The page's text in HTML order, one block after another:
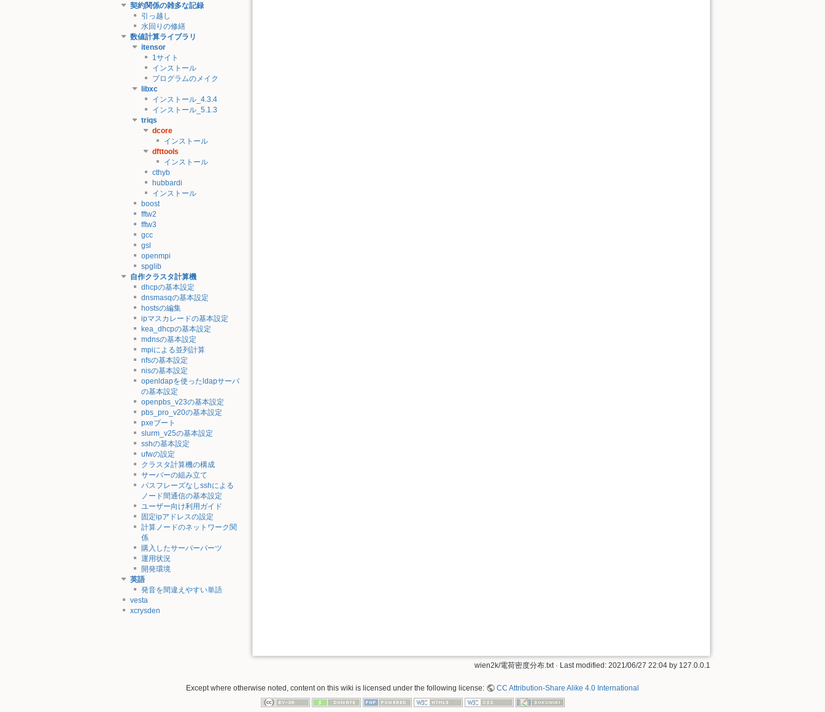
契約関係の雑多な記録
引っ越し
水回りの修繕
数値計算ライブラリ
itensor
1サイト
インストール
プログラムのメイク
libxc
インストール_4.3.4
インストール_5.1.3
triqs
dcore
インストール
dfttools
インストール
cthyb
hubbardi
インストール
boost
fftw2
fftw3
gcc
gsl
openmpi
spglib
自作クラスタ計算機
dhcpの基本設定
dnsmasqの基本設定
hostsの編集
ipマスカレードの基本設定
kea_dhcpの基本設定
mdnsの基本設定
mpiによる並列計算
nfsの基本設定
nisの基本設定
openldapを使ったldapサーバ
の基本設定
openpbs_v23の基本設定
pbs_pro_v20の基本設定
pxeブート
slurm_v25の基本設定
sshの基本設定
ufwの設定
クラスタ計算機の構成
サーバーの組み立て
パスフレーズなしsshによる
ノード間通信の基本設定
ユーザー向け利用ガイド
固定ipアドレスの設定
計算ノードのネットワーク関
係
購入したサーバーパーツ
運用状況
開発環境
英語
発音を間違えやすい単語
vesta
xcrysden
wien2k/電荷密度分布.txt· Last modified: 2021/06/27 22:04 by 127.0.0.1
Except where otherwise noted, content on this wiki is licensed under the following license: CC Attribution-Share Alike 4.0 International